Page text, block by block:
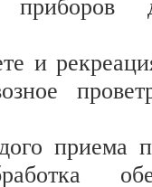
приборов
и
приема